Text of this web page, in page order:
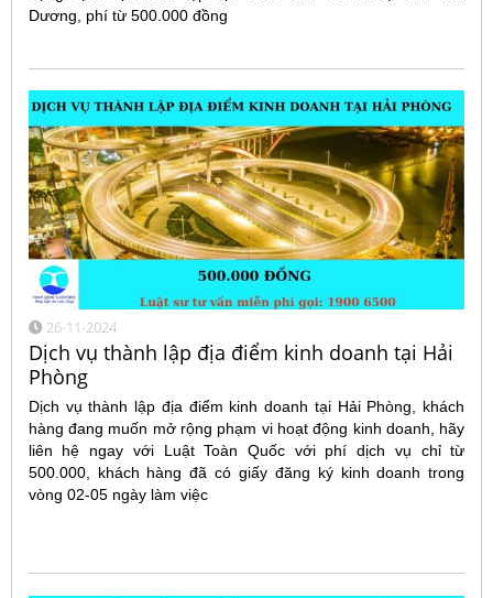
Dương, phí từ 500.000 đồng
26-11-2024
Dịch vụ thành lập địa điểm kinh doanh tại Hải
Phòng
Dịch vụ thành lập địa điểm kinh doanh tại Hải Phòng, khách
hàng đang muốn mở rộng phạm vi hoạt động kinh doanh, hãy
liên hệ ngay với Luật Toàn Quốc với phí dịch vụ chỉ từ
500.000, khách hàng đã có giấy đăng ký kinh doanh trong
vòng 02-05 ngày làm việc